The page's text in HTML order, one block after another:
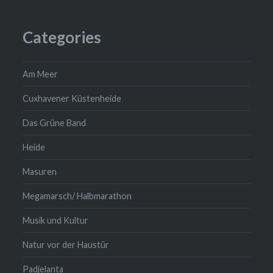
Categories
Am Meer
Cuxhavener Küstenheide
Das Grüne Band
Heide
Masuren
Megamarsch/ Halbmarathon
Musik und Kultur
Natur vor der Haustür
Padjelanta